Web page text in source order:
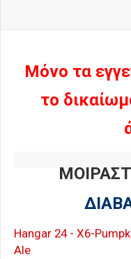
Μόνο τα
το
Hangar 24 - X6-
Ale